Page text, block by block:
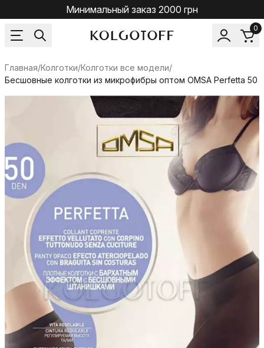
Минимальный заказ 2000 грн
0
Главная/Колготки/Колготки все модели/
Бесшовные колготки из микрофибры оптом OMSA Perfetta 50